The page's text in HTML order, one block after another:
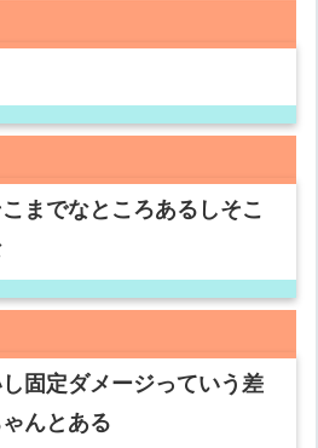
までなところあるしそこ
固定ダメージっていう差
んとある